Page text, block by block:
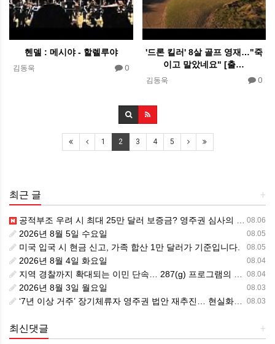
헨델 : 메시야 - 할렐루야
김동욱 0
'드론 킬러' 8살 골프 영재…"죽
이고 말았네요" [출…
김동욱 0
1 2 3 4 5
+
최근 글
08.06
공적부조 우려 시 최대 25만 달러 보증금? 영주권 심사의 새로운 변수
08.05
2026년 8월 5일 수요일
08.05
미국 입국 시 현금 신고, 가족 합산 1만 달러가 기준입니다.
08.04
2026년 8월 4일 화요일
08.04
지역 경찰까지 확대되는 이민 단속… 287(g) 프로그램의 대대적 확장
08.03
2026년 8월 3일 월요일
08.03
‘7년 이상 거주’ 장기체류자 영주권 법안 재추진… 현실화될 수 있을까?
+
최신댓글